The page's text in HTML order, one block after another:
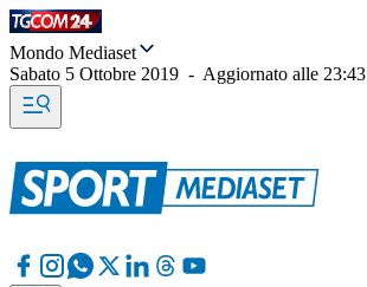
Mondo Mediaset
Sabato 5 Ottobre 2019 - Aggiornato alle 23:43